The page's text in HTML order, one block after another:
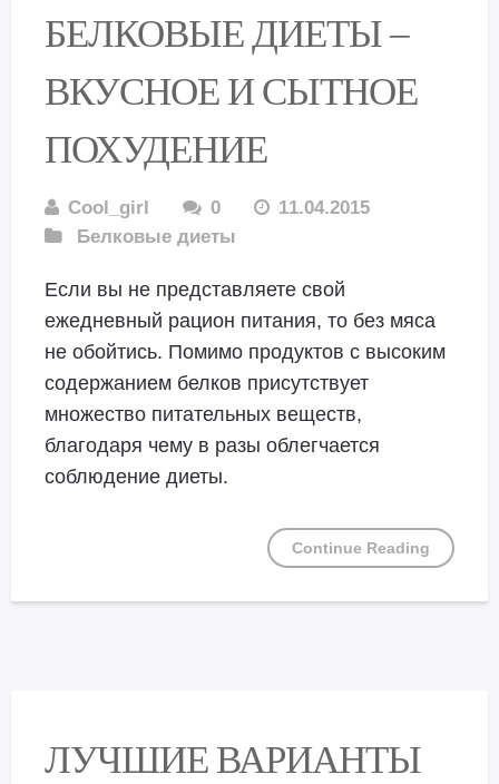
БЕЛКОВЫЕ ДИЕТЫ –
ВКУСНОЕ И СЫТНОЕ
ПОХУДЕНИЕ
Cool_girl 0
11.04.2015
Белковые диеты
Если вы не представляете свой
ежедневный рацион питания, то без мяса
не обойтись. Помимо продуктов с высоким
содержанием белков присутствует
множество питательных веществ,
благодаря чему в разы облегчается
соблюдение диеты.
Continue Reading
ЛУЧШИЕ ВАРИАНТЫ